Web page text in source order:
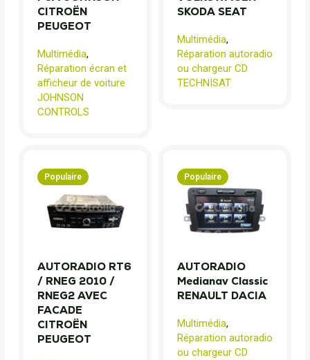
CITROËN
PEUGEOT
Multimédia,
Réparation écran et
afficheur de voiture
JOHNSON
CONTROLS
SKODA SEAT
Multimédia,
Réparation autoradio
ou chargeur CD
TECHNISAT
Populaire
AUTORADIO RT6
/ RNEG 2010 /
RNEG2 AVEC
FACADE
CITROËN
PEUGEOT
Populaire
AUTORADIO
Medianav Classic
RENAULT DACIA
Multimédia,
Réparation autoradio
ou chargeur CD